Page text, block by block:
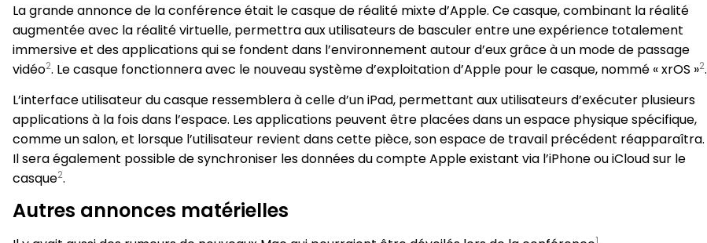
La grande annonce de la conférence était le casque de réalité mixte d’Apple. Ce casque, combinant la réalité
augmentée avec la réalité virtuelle, permettra aux utilisateurs de basculer entre une expérience totalement
immersive et des applications qui se fondent dans l’environnement autour d’eux grâce à un mode de passage
vidéo​2​. Le casque fonctionnera avec le nouveau système d’exploitation d’Apple pour le casque, nommé « xrOS »​2​.
L’interface utilisateur du casque ressemblera à celle d’un iPad, permettant aux utilisateurs d’exécuter plusieurs
applications à la fois dans l’espace. Les applications peuvent être placées dans un espace physique spécifique,
comme un salon, et lorsque l’utilisateur revient dans cette pièce, son espace de travail précédent réapparaîtra.
Il sera également possible de synchroniser les données du compte Apple existant via l’iPhone ou iCloud sur le
casque​2​.
Autres annonces matérielles
1